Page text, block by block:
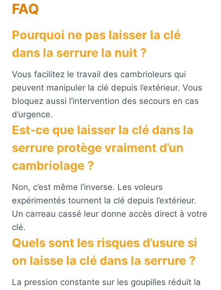
FAQ
Pourquoi ne pas laisser la clé
dans la serrure la nuit ?
Vous facilitez le travail des cambrioleurs qui
peuvent manipuler la clé depuis l’extérieur. Vous
bloquez aussi l’intervention des secours en cas
d’urgence.
Est-ce que laisser la clé dans la
serrure protège vraiment d’un
cambriolage ?
Non, c’est même l’inverse. Les voleurs
expérimentés tournent la clé depuis l’extérieur.
Un carreau cassé leur donne accès direct à votre
clé.
Quels sont les risques d’usure si
on laisse la clé dans la serrure ?
La pression constante sur les goupilles réduit la